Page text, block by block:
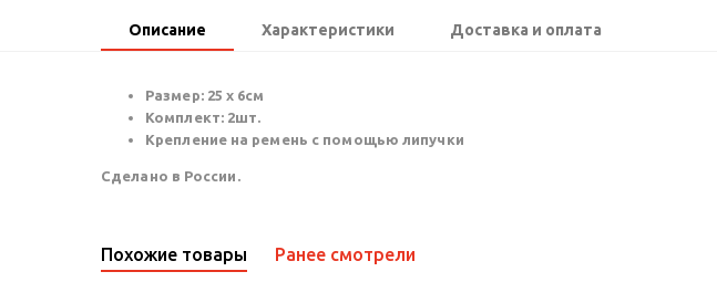
Описание Характеристики Доставка и оплата
Размер: 25 х 6см
Комплект: 2шт.
Крепление на ремень с помощью липучки
Сделано в России.
Похожие товары Ранее смотрели